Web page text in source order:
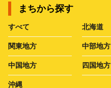
まちから探す
すべて 北海道
関東地方 中部地方
中国地方 四国地方
沖縄